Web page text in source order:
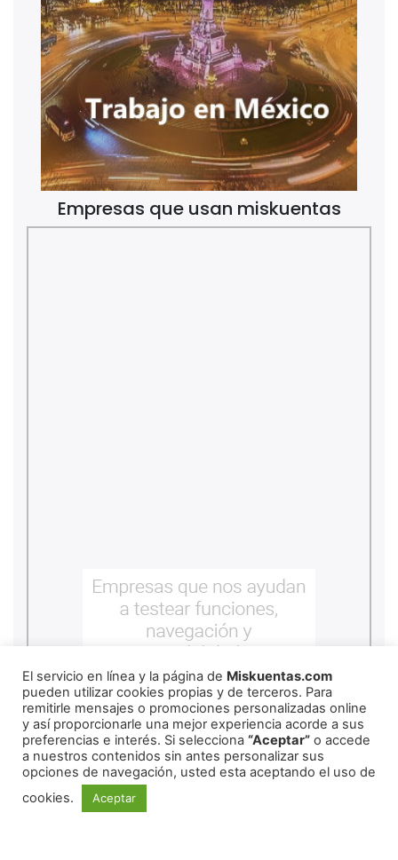
Empresas que usan miskuentas
El servicio en línea y la página de Miskuentas.com
pueden utilizar cookies propias y de terceros. Para
remitirle mensajes o promociones personalizadas online
y así proporcionarle una mejor experiencia acorde a sus
preferencias e interés. Si selecciona “Aceptar” o accede
a nuestros contenidos sin antes personalizar sus
opciones de navegación, usted esta aceptando el uso de
cookies.
Aceptar